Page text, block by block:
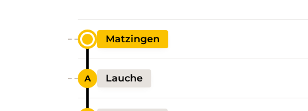
Matzingen
Lauche